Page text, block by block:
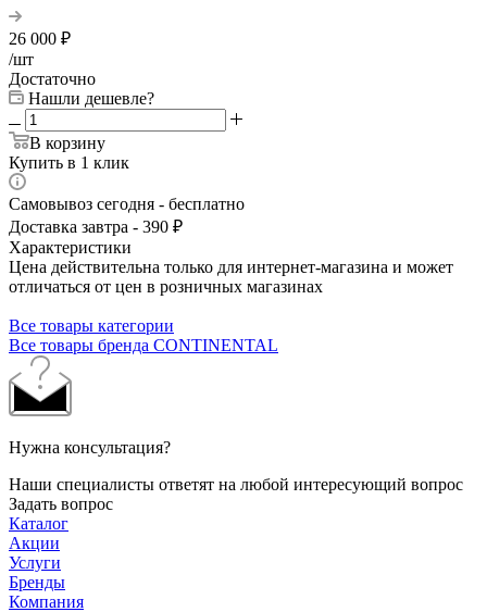
26 000 ₽
/шт
Достаточно
Нашли дешевле?
В корзину
Купить в 1 клик
Самовывоз сегодня - бесплатно
Доставка завтра - 390 ₽
Характеристики
Цена действительна только для интернет-магазина и может
отличаться от цен в розничных магазинах
Все товары категории
Все товары бренда CONTINENTAL
Нужна консультация?
Наши специалисты ответят на любой интересующий вопрос
Задать вопрос
Каталог
Акции
Услуги
Бренды
Компания